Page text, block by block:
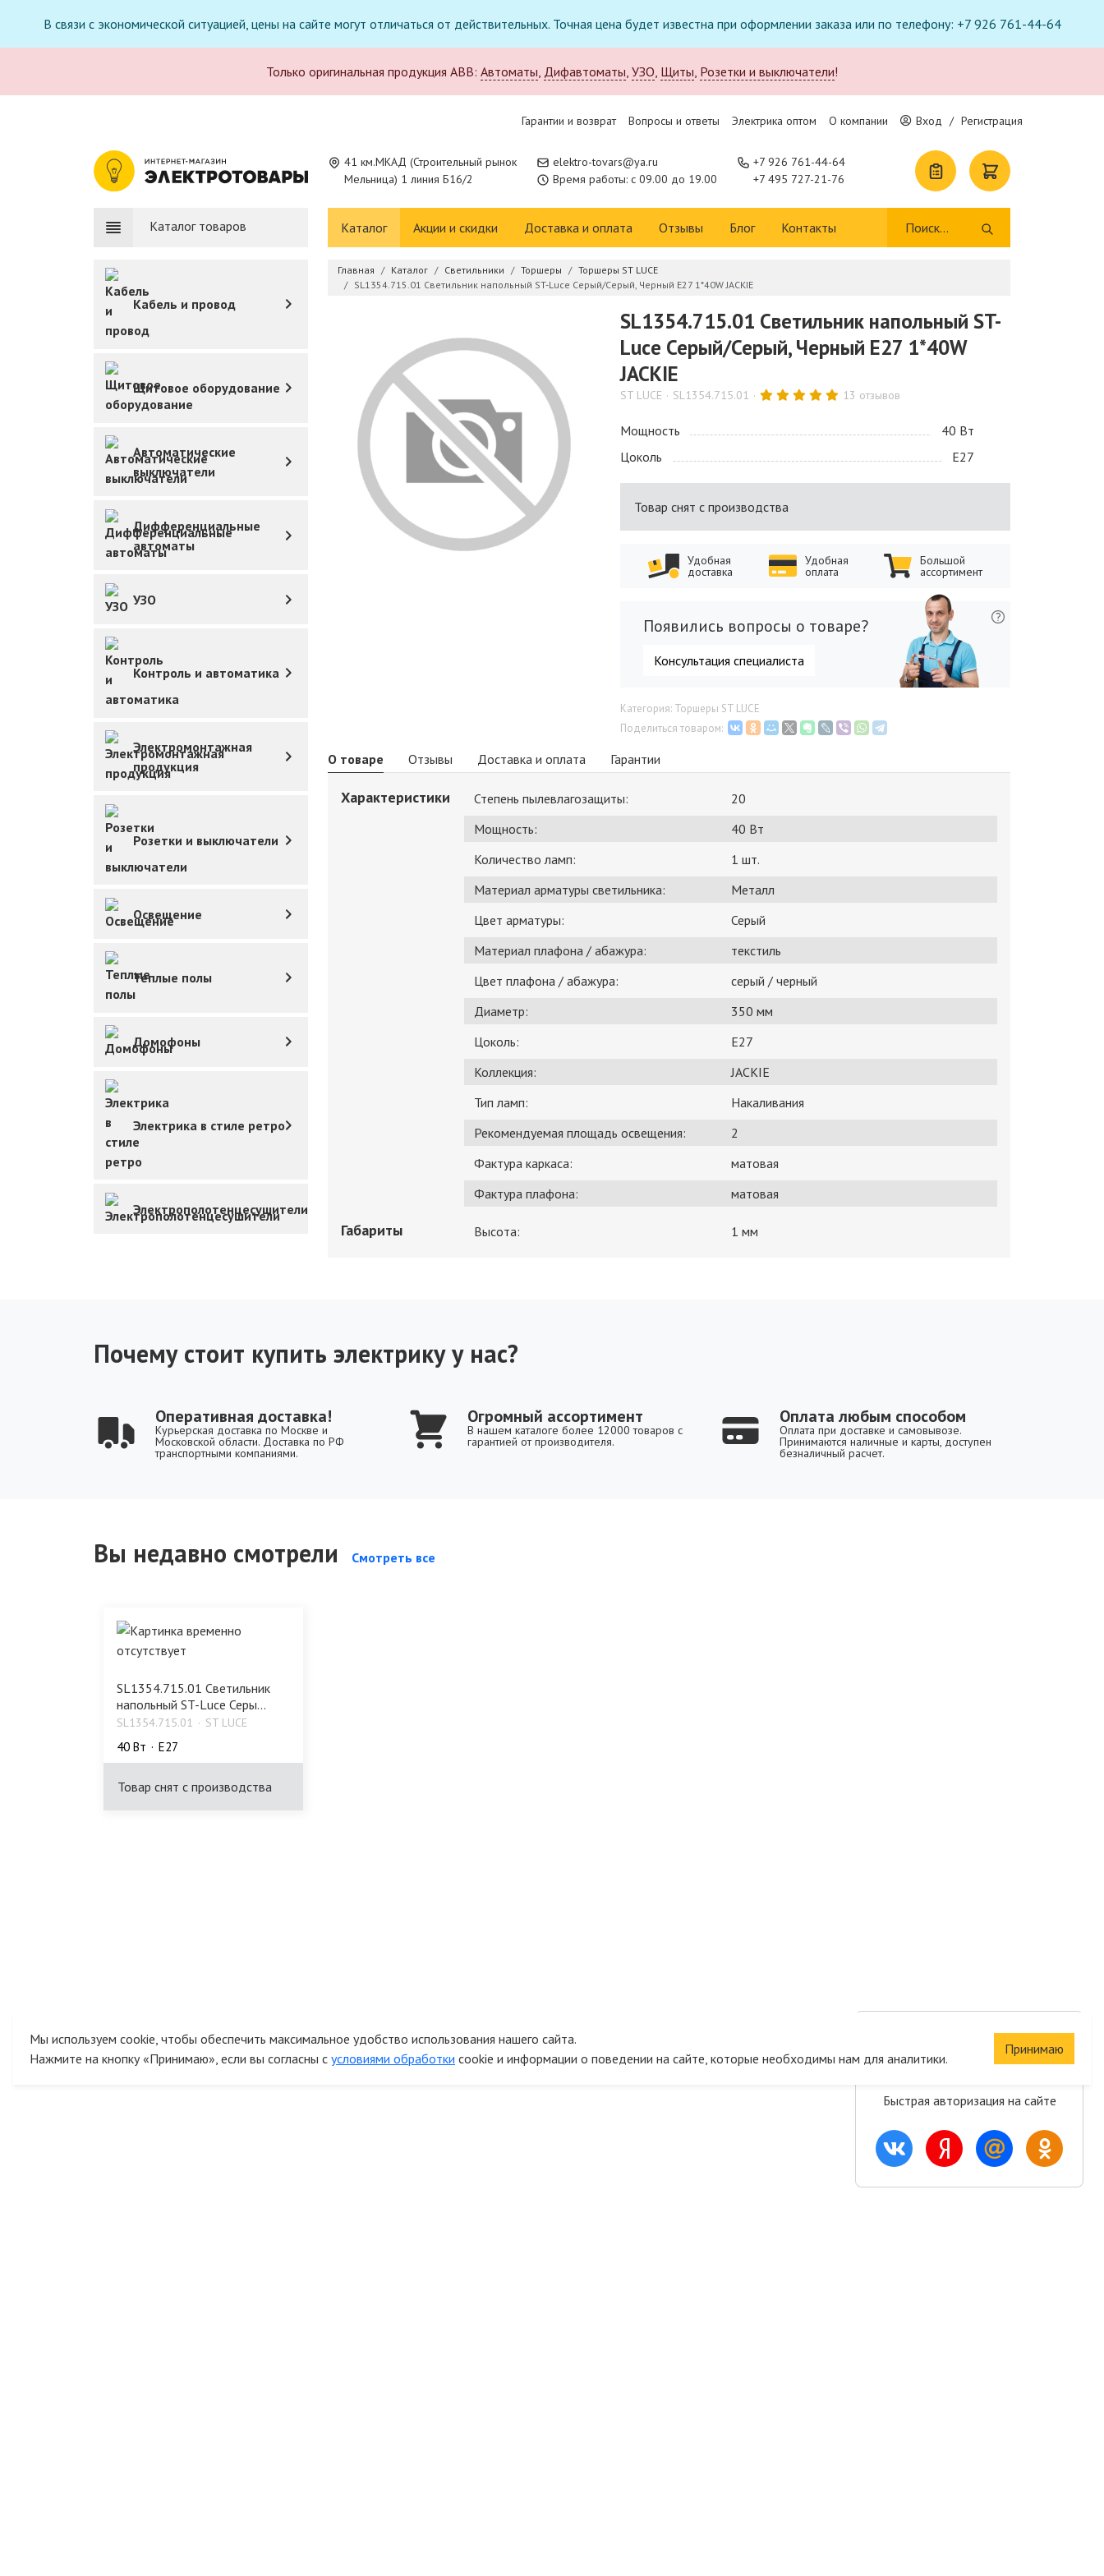
В связи с экономической ситуацией, цены на сайте могут отличаться от действительных. Точная цена будет известна при оформлении заказа или по телефону: +7 926 761-44-64
Только оригинальная продукция ABB: Автоматы, Дифавтоматы, УЗО, Щиты, Розетки и выключатели!
Гарантии и возврат Вопросы и ответы Электрика оптом О компании Вход / Регистрация
41 км.МКАД (Строительный рынок
Мельница) 1 линия Б16/2
elektro-tovars@ya.ru
Время работы: с 09.00 до 19.00
+7 926 761-44-64
+7 495 727-21-76
Каталог товаров Каталог Акции и скидки Доставка и оплата Отзывы Блог Контакты
Кабель и провод
Щитовое оборудование
Автоматические
выключатели
Дифференциальные
автоматы
УЗО
Контроль и автоматика
Электромонтажная
продукция
Розетки и выключатели
Освещение
Теплые полы
Домофоны
Электрика в стиле ретро
Электрополотенцесушители
Главная Каталог Светильники Торшеры
Торшеры ST LUCE
SL1354.715.01 Светильник напольный ST-Luce Серый/Серый, Черный E27 1*40W JACKIE
SL1354.715.01 Светильник напольный ST-
Luce Серый/Серый, Черный E27 1*40W
JACKIE
ST LUCE SL1354.715.01 13 отзывов
Мощность
40 Bт
Цоколь
E27
Товар снят с производства
Удобная
доставка
Удобная
оплата
Большой
ассортимент
Появились вопросы о товаре?
Консультация специалиста
Категория: Торшеры ST LUCE
Поделиться товаром:
О товаре Отзывы Доставка и оплата Гарантии
Характеристики Степень пылевлагозащиты:
20
Мощность:
40 Bт
Количество ламп:
1 шт.
Материал арматуры светильника:
Металл
Цвет арматуры:
Серый
Материал плафона / абажура:
текстиль
Цвет плафона / абажура:
серый / черный
Диаметр:
350 мм
Цоколь:
E27
Коллекция:
JACKIE
Тип ламп:
Накаливания
Рекомендуемая площадь освещения:
2
Фактура каркаса:
матовая
Фактура плафона:
матовая
Габариты Высота: 1 мм
Почему стоит купить электрику у нас?
Оперативная доставка!
Курьерская доставка по Москве и
Московской области. Доставка по РФ
транспортными компаниями.
Огромный ассортимент
В нашем каталоге более 12000 товаров с
гарантией от производителя.
Оплата любым способом
Оплата при доставке и самовывозе.
Принимаются наличные и карты, доступен
безналичный расчет.
Вы недавно смотрели Смотреть все
SL1354.715.01 Светильник
напольный ST-Luce Серы...
SL1354.715.01 ST LUCE
40 Bт E27
Товар снят с производства
Сохраните корзину
и список желаний
Быстрая авторизация на сайте
Мы используем cookie, чтобы обеспечить максимальное удобство использования нашего сайта.
Нажмите на кнопку «Принимаю», если вы согласны с условиями обработки cookie и информации о поведении на сайте, которые необходимы нам для аналитики.
Принимаю